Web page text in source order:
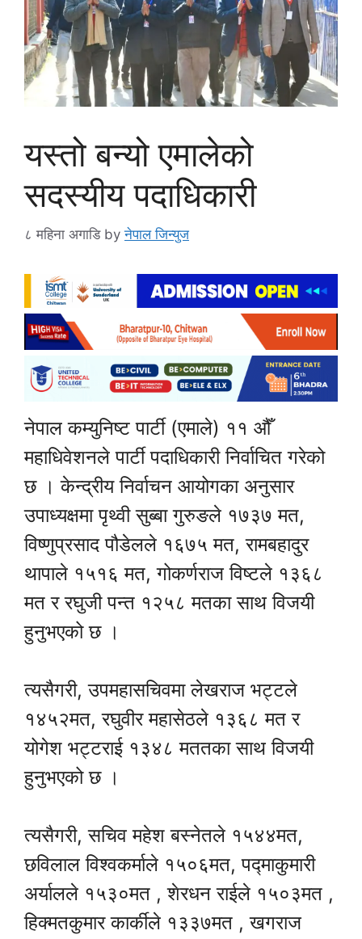
यस्तो बन्यो एमालेको
सदस्यीय पदाधिकारी
८ महिना अगाडि byनेपाल जिन्युज
नेपाल कम्युनिष्ट पार्टी (एमाले) ११ औँ
महाधिवेशनले पार्टी पदाधिकारी निर्वाचित गरेको
छ । केन्द्रीय निर्वाचन आयोगका अनुसार
उपाध्यक्षमा पृथ्वी सुब्बा गुरुङले १७३७ मत,
विष्णुप्रसाद पौडेलले १६७५ मत, रामबहादुर
थापाले १५१६ मत, गोकर्णराज विष्टले १३६८
मत र रघुजी पन्त १२५८ मतका साथ विजयी
हुनुभएको छ ।
त्यसैगरी, उपमहासचिवमा लेखराज भट्टले
१४५२मत, रघुवीर महासेठले १३६८ मत र
योगेश भट्टराई १३४८ मततका साथ विजयी
हुनुभएको छ ।
त्यसैगरी, सचिव महेश बस्नेतले १५४४मत,
छविलाल विश्वकर्माले १५०६मत, पद्माकुमारी
अर्यालले १५३०मत , शेरधन राईले १५०३मत ,
हिक्मतकुमार कार्कीले १३३७मत , खगराज